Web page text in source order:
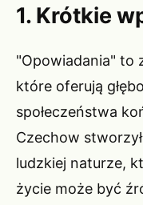
1. Krótkie
"Opowiadania" to
które oferują
społeczeństwa
Czechow
ludzkiej naturze,
życie może być